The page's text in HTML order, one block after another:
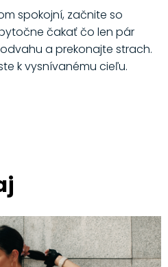
spokojní, začnite so
čakať čo len pár
a prekonajte strach.
k vysnívanému cieľu.